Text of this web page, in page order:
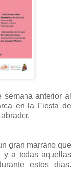
semana anterior al
en la Fiesta de
gran marrano que
y a todas aquellas
estos días.